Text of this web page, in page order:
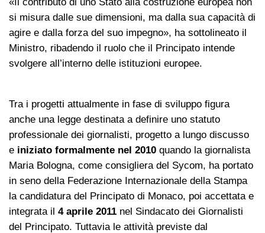
si misura dalle sue dimensioni, ma dalla sua capacità di
agire e dalla forza del suo impegno», ha sottolineato il
Ministro, ribadendo il ruolo che il Principato intende
svolgere all’interno delle istituzioni europee.
Tra i progetti attualmente in fase di sviluppo figura
anche una legge destinata a definire uno statuto
professionale dei giornalisti, progetto a lungo discusso
e iniziato formalmente nel 2010 quando la giornalista
Maria Bologna, come consigliera del Sycom, ha portato
in seno della Federazione Internazionale della Stampa
la candidatura del Principato di Monaco, poi accettata e
integrata il 4 aprile 2011 nel Sindacato dei Giornalisti
del Principato. Tuttavia le attività previste dal